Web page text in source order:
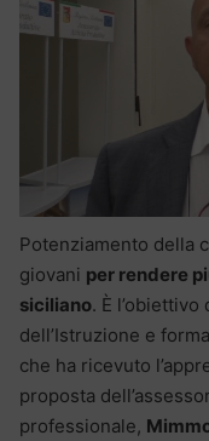
Potenziamento della
giovani per rendere
siciliano. È
dell’Istruzione e
che ha ricevuto
proposta
professionale,